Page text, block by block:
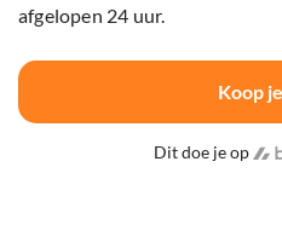
afgelopen 24 uur.
Koop
Dit doe je op